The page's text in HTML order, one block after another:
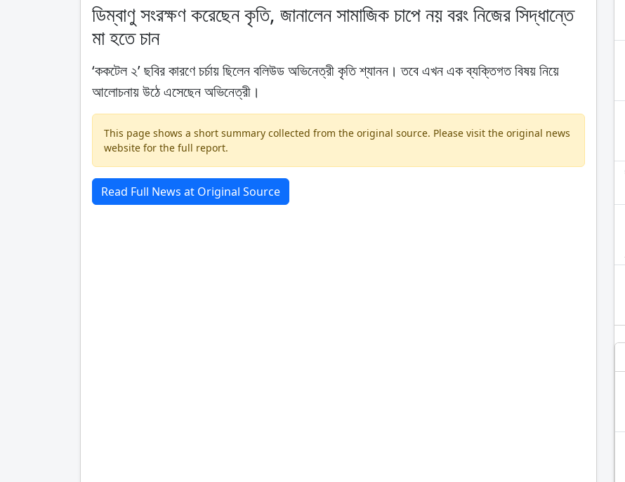
ডিম্বাণু সংরক্ষণ করেছেন কৃতি, জানালেন সামাজিক চাপে নয় বরং নিজের সিদ্ধান্তে
মা হতে চান
‘ককটেল ২’ ছবির কারণে চর্চায় ছিলেন বলিউড অভিনেত্রী কৃতি শ্যানন। তবে এখন এক ব্যক্তিগত বিষয় নিয়ে
আলোচনায় উঠে এসেছেন অভিনেত্রী।
This page shows a short summary collected from the original source. Please visit the original news
website for the full report.
Read Full News at Original Source